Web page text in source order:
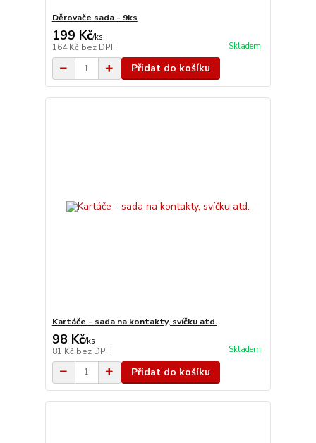
Děrovače sada - 9ks
199 Kč/ks
164 Kč bez DPH Skladem
Přidat do košíku
Kartáče - sada na kontakty, svíčku atd.
98 Kč/ks
81 Kč bez DPH Skladem
Přidat do košíku